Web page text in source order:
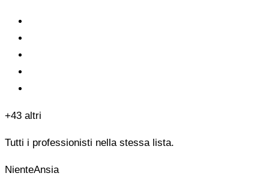
+43 altri
Tutti i professionisti nella stessa lista.
NienteAnsia